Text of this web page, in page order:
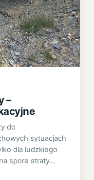
–
do
sytuacjach
dla ludzkiego
spore straty…